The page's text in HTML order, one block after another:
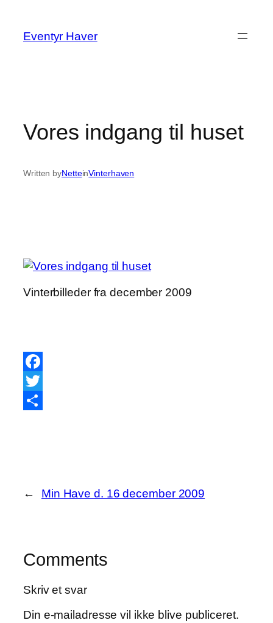
indhold
Eventyr Haver
Vores indgang til huset
Written byNetteinVinterhaven
Vinterbilleder fra december 2009
Facebook
Twitter
← Min Have d. 16 december 2009
Comments
Skriv et svar
Din e-mailadresse vil ikke blive publiceret.